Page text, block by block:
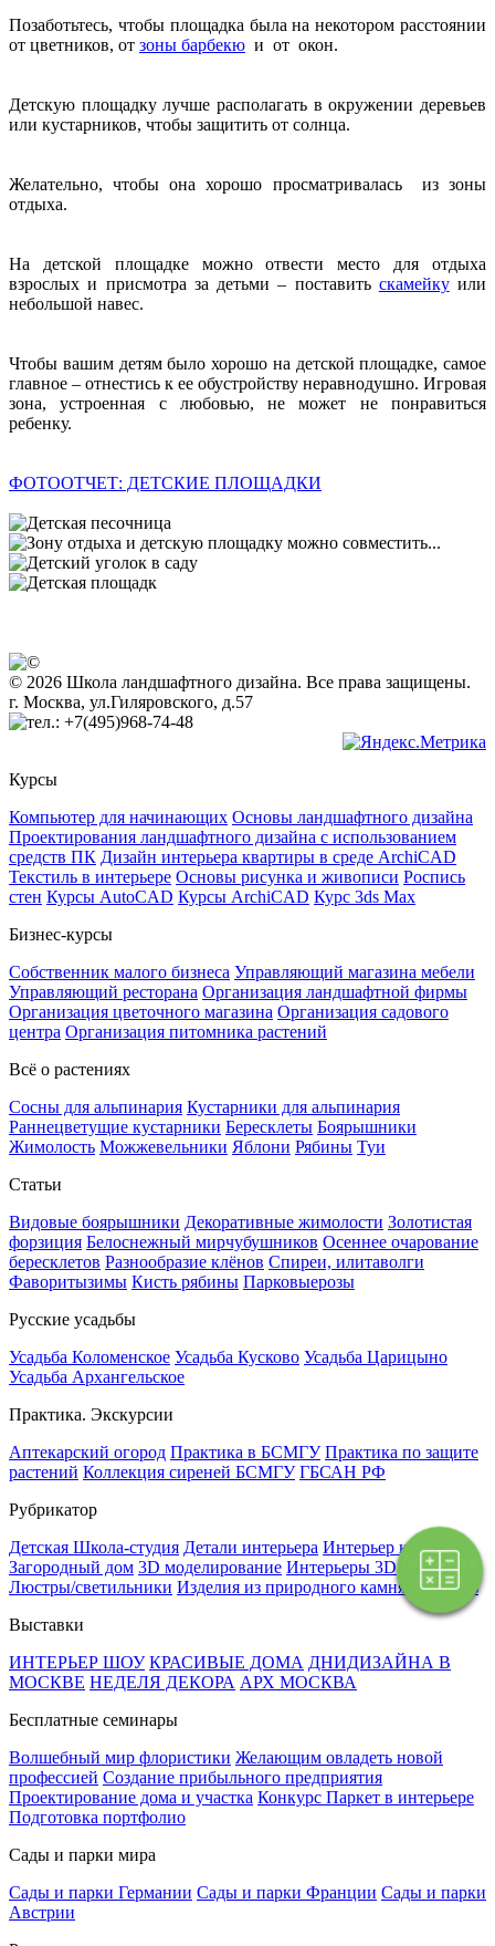
Поэтапная
оплата
Позаботьтесь, чтобы площадка была на некотором расстоянии
от цветников, от зоны барбекю и от окон.
Детскую площадку лучше располагать в окружении деревьев
или кустарников, чтобы защитить от солнца.
Желательно, чтобы она хорошо просматривалась из зоны
отдыха.
На детской площадке можно отвести место для отдыха
взрослых и присмотра за детьми – поставить скамейкуили
небольшой навес.
Чтобы вашим детям было хорошо на детской площадке, самое
главное – отнестись к ее обустройству неравнодушно. Игровая
зона, устроенная с любовью, не может не понравиться
ребенку.
ФОТООТЧЕТ: ДЕТСКИЕ ПЛОЩАДКИ
© 2026 Школа ландшафтного дизайна. Все права защищены.
г. Москва, ул.Гиляровского, д.57
+7(495)968-74-48
Курсы
Компьютер для начинающих Основы ландшафтного дизайна
Проектирования ландшафтного дизайна с использованием
средств ПК Дизайн интерьера квартиры в среде ArchiCAD
Текстиль в интерьере Основы рисунка и живописи Роспись
стен Курсы AutoCAD Курсы ArchiCAD Курс 3ds Max
Бизнес-курсы
Собственник малого бизнеса Управляющий магазина мебели
Управляющий ресторана Организация ландшафтной фирмы
Организация цветочного магазина Организация садового
центра Организация питомника растений
Всё о растениях
Сосны для альпинария Кустарники для альпинария
Раннецветущие кустарники Бересклеты Боярышники
Жимолость Можжевельники Яблони Рябины Туи
Статьи
Видовые боярышники Декоративные жимолости Золотистая
форзиция Белоснежный мирчубушников Осеннее очарование
бересклетов Разнообразие клёнов Спиреи, илитаволги
Фаворитызимы Кисть рябины Парковыерозы
Русские усадьбы
Усадьба Коломенское Усадьба Кусково Усадьба Царицыно
Усадьба Архангельское
Практика. Экскурсии
Аптекарский огород Практика в БСМГУ Практика по защите
растений Коллекция сиреней БСМГУ ГБСАН РФ
Рубрикатор
Детская Школа-студия Детали интерьера Интерьер квартиры
Загородный дом 3D моделирование Интерьеры 3D
Мебель
Люстры/светильники Изделия из природного камня
Текстиль
Выставки
ИНТЕРЬЕР ШОУ КРАСИВЫЕ ДОМА ДНИДИЗАЙНА В
МОСКВЕ НЕДЕЛЯ ДЕКОРА АРХ МОСКВА
Бесплатные семинары
Волшебный мир флористики Желающим овладеть новой
профессией Создание прибыльного предприятия
Проектирование дома и участка Конкурс Паркет в интерьере
Подготовка портфолио
Сады и парки мира
Сады и парки Германии Сады и парки Франции Сады и парки
Австрии